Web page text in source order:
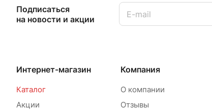
Подписаться
на новости и акции
Интернет-магазин
Каталог
Акции
Компания
О компании
Отзывы